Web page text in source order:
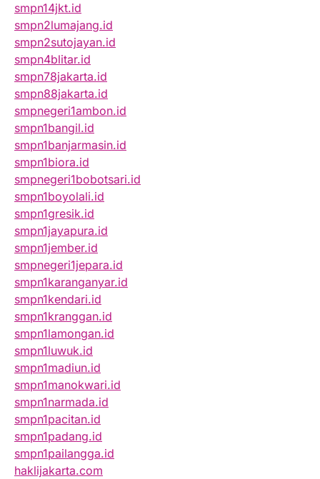
smpn14jkt.id
smpn2lumajang.id
smpn2sutojayan.id
smpn4blitar.id
smpn78jakarta.id
smpn88jakarta.id
smpnegeri1ambon.id
smpn1bangil.id
smpn1banjarmasin.id
smpn1biora.id
smpnegeri1bobotsari.id
smpn1boyolali.id
smpn1gresik.id
smpn1jayapura.id
smpn1jember.id
smpnegeri1jepara.id
smpn1karanganyar.id
smpn1kendari.id
smpn1kranggan.id
smpn1lamongan.id
smpn1luwuk.id
smpn1madiun.id
smpn1manokwari.id
smpn1narmada.id
smpn1pacitan.id
smpn1padang.id
smpn1pailangga.id
haklijakarta.com